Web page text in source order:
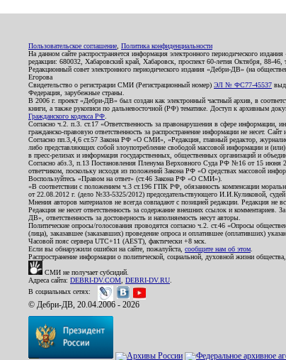
Пользовательское соглашение Политика конфиденциальности
На данном сайте распространяется информация электронного периодического
редакции: 680032, Хабаровский край, Хабаровск, проспект 60-летия Октября, 88-
Редакционный совет электронного периодического издания «Дебри-ДВ»
Егорова
Свидетельство о регистрации СМИ (Регистрационный номер) ЭЛ № ФС77-45537
Федерация, зарубежные страны.
В 2006 г. проект «Дебри-ДВ» был создан как электронный частный архив, в
книги, а также рукописи по дальневосточной (РФ) тематике. Доступ к архивным
Гражданского кодекса РФ
Согласно ч.2. п.3. ст.17 «Ответственность за правонарушения в сфере информации,
гражданско-правовую ответственность за распространение информации не несет.
Согласно пп.3,4,6 ст.57 Закона РФ «О СМИ», «Редакция, главный редактор,
либо представляющих собой злоупотребление свободой массовой информации и
в пресс-релизах и информация государственных, общественных организаций и
Согласно абз.3, п.13 Постановления Пленума Верховного Суда РФ №16 от 15 июня
ответчиком, поскольку исходя из положений Закона РФ «О средствах массовой
Воспользуйтесь «Правом на ответ» (ст.46 Закона РФ «О СМИ»).
«В соответствии с положением ч.3 ст.196 ГПК РФ, обязанность компенсации
от 22.08.2012 г. (дело №33-5325/2012) председательствующего И.И.Куликовой,
Мнения авторов материалов не всегда совпадают с позицией редакции. Редакция не
Редакция не несет ответственность за содержание внешних ссылок и
ДВ», ответственность за достоверность и наполняемость несут авторы.
Политические опросы/голосования проводятся согласно ч.2. ст.46 «Опросы
(лица), заказавшее (заказавших) проведение опроса и оплатившее (оплативших)
Часовой пояс сервера UTC+11 (AEST), фактически +8 мск.
Если вы обнаружили ошибки на сайте, пожалуйста, сообщите нам об этом
Распространение информации о политической, социальной, духовной жизни
СМИ не получает субсидий.
Адреса сайта: DEBRI-DV.COM DEBRI-DV.RU
В социальных сетях:
© Дебри-ДВ, 20.04.2006 - 2026